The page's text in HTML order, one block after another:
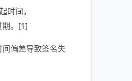
时间，
期。[1]
偏差导致签名失